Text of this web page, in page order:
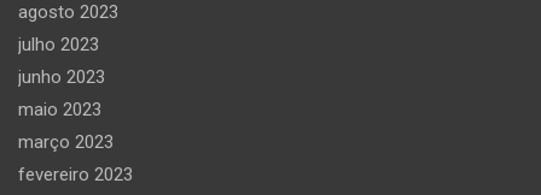
agosto 2023
julho 2023
junho 2023
maio 2023
março 2023
fevereiro 2023